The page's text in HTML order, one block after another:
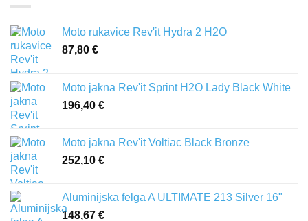
Moto rukavice Rev'it Hydra 2 H2O
87,80 €
Moto jakna Rev'it Sprint H2O Lady Black White
196,40 €
Moto jakna Rev'it Voltiac Black Bronze
252,10 €
Aluminijska felga A ULTIMATE 213 Silver 16"
148,67 €